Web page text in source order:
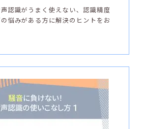
認識がうまく使えない、認識精度
悩みがある方に解決のヒントをお